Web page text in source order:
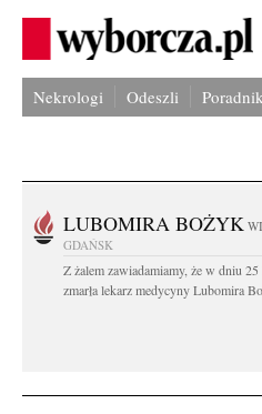
Nekrologi Odeszli
LUBOMIRA BOŻYK
GDAŃSK
Z żalem zawiadamiamy, że w dniu
zmarła lekarz medycyny Lubomira